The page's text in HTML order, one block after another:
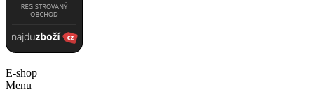
E-shop
Menu